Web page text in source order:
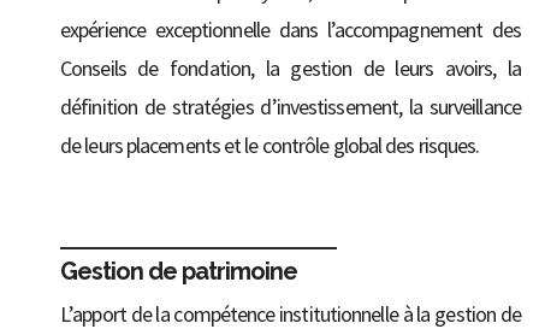
expérience exceptionnelle dans l’accompagnement des
Conseils de fondation, la gestion de leurs avoirs, la
définition de stratégies d’investissement, la surveillance
de leurs placements et le contrôle global des risques.
Gestion de patrimoine
L’apport de la compétence institutionnelle à la gestion de